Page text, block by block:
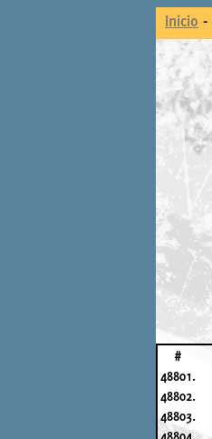
Inicio -
#
48801.
48802.
48803.